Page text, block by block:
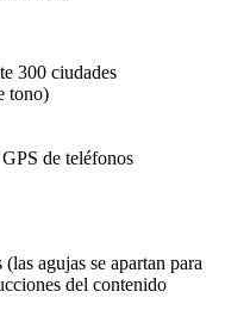
300 ciudades
tono)
de teléfonos
agujas se apartan para
del contenido